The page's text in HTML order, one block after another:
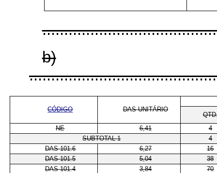
b)
CÓDIGO DAS-UNITÁRIO
NE
6,41
4
SUBTOTAL 1
4
DAS 101.6
6,27
16
DAS 101.5
5,04
38
DAS 101.4
3,84
70